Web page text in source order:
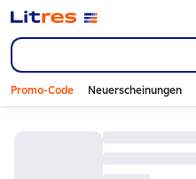
Promo-Code Neuerscheinungen